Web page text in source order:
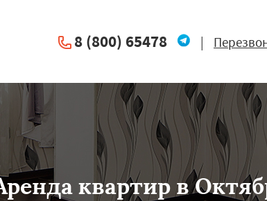
8 (800) 65478 |
квартир в